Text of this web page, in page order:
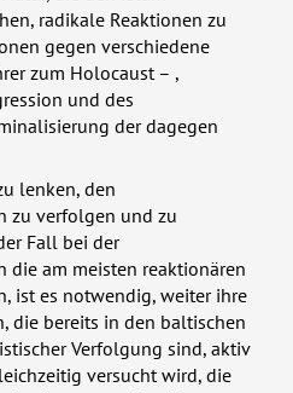
radikale Reaktionen zu
gegen verschiedene
zum Holocaust – ,
und des
der dagegen
lenken, den
zu verfolgen und zu
Fall bei der
die am meisten reaktionären
ist es notwendig, weiter ihre
die bereits in den baltischen
Verfolgung sind, aktiv
versucht wird, die